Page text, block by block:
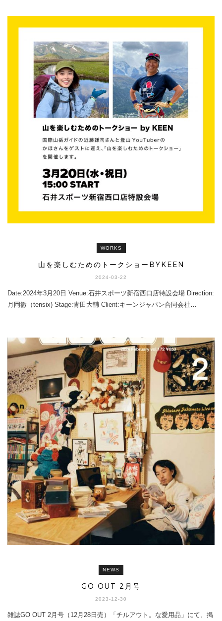
WORKS
山を楽しむためのトークショーBYKEEN
2024-03-22
Date:2024年3月20日 Venue:石井スポーツ新宿西口店特設会場 Direction:
月岡徹（tensix) Stage:青田大輔 Client:キーンジャパン合同会社…
NEWS
GO OUT 2月号
2023-12-30
雑誌GO OUT 2月号（12月28日売）「チルアウト。な愛用品」にて、掲